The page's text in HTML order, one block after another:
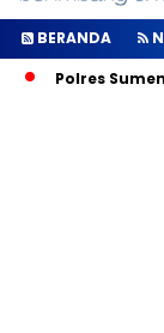
BERANDA
Polres